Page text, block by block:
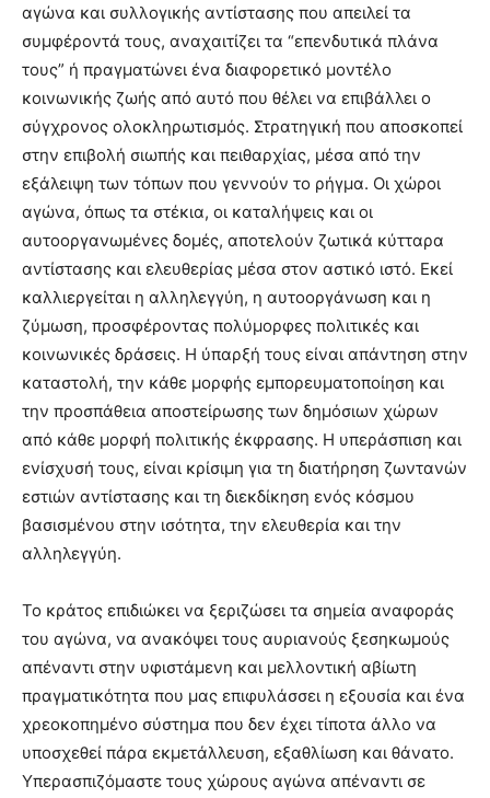
αγώνα και συλλογικής αντίστασης που απειλεί τα
συμφέροντά τους, αναχαιτίζει τα “επενδυτικά πλάνα
τους” ή πραγματώνει ένα διαφορετικό μοντέλο
κοινωνικής ζωής από αυτό που θέλει να επιβάλλει ο
σύγχρονος ολοκληρωτισμός. Στρατηγική που αποσκοπεί
στην επιβολή σιωπής και πειθαρχίας, μέσα από την
εξάλειψη των τόπων που γεννούν το ρήγμα. Οι χώροι
αγώνα, όπως τα στέκια, οι καταλήψεις και οι
αυτοοργανωμένες δομές, αποτελούν ζωτικά κύτταρα
αντίστασης και ελευθερίας μέσα στον αστικό ιστό. Εκεί
καλλιεργείται η αλληλεγγύη, η αυτοοργάνωση και η
ζύμωση, προσφέροντας πολύμορφες πολιτικές και
κοινωνικές δράσεις. Η ύπαρξή τους είναι απάντηση στην
καταστολή, την κάθε μορφής εμπορευματοποίηση και
την προσπάθεια αποστείρωσης των δημόσιων χώρων
από κάθε μορφή πολιτικής έκφρασης. Η υπεράσπιση και
ενίσχυσή τους, είναι κρίσιμη για τη διατήρηση ζωντανών
εστιών αντίστασης και τη διεκδίκηση ενός κόσμου
βασισμένου στην ισότητα, την ελευθερία και την
αλληλεγγύη.
Το κράτος επιδιώκει να ξεριζώσει τα σημεία αναφοράς
του αγώνα, να ανακόψει τους αυριανούς ξεσηκωμούς
απέναντι στην υφιστάμενη και μελλοντική αβίωτη
πραγματικότητα που μας επιφυλάσσει η εξουσία και ένα
χρεοκοπημένο σύστημα που δεν έχει τίποτα άλλο να
υποσχεθεί πάρα εκμετάλλευση, εξαθλίωση και θάνατο.
Υπερασπιζόμαστε τους χώρους αγώνα απέναντι σε